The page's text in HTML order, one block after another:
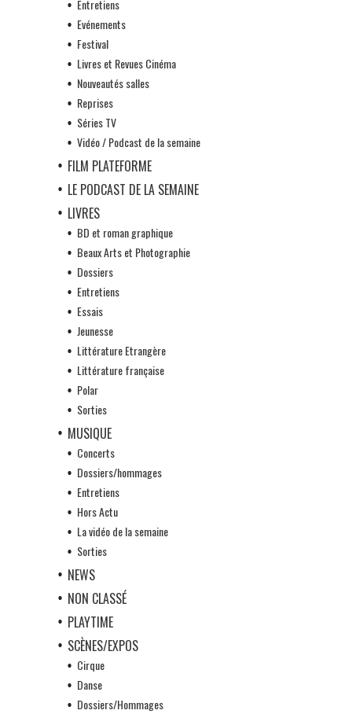
Entretiens
Evénements
Festival
Livres et Revues Cinéma
Nouveautés salles
Reprises
Séries TV
Vidéo / Podcast de la semaine
FILM PLATEFORME
LE PODCAST DE LA SEMAINE
LIVRES
BD et roman graphique
Beaux Arts et Photographie
Dossiers
Entretiens
Essais
Jeunesse
Littérature Etrangère
Littérature française
Polar
Sorties
MUSIQUE
Concerts
Dossiers/hommages
Entretiens
Hors Actu
La vidéo de la semaine
Sorties
NEWS
NON CLASSÉ
PLAYTIME
SCÈNES/EXPOS
Cirque
Danse
Dossiers/Hommages